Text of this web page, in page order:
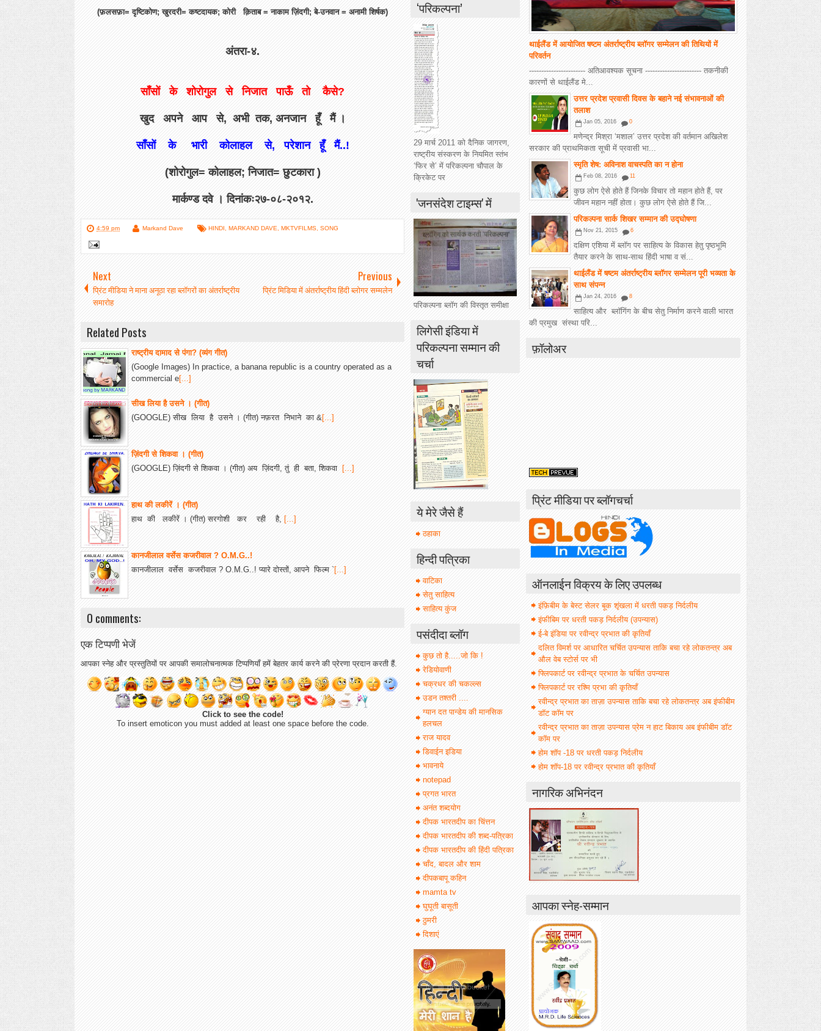
(फ़लसफ़ा= दृष्टिकोण; खुरदरी= कष्टदायक; कोरी क़िताब = नाकाम ज़िंदगी; बे-उनवान = अनामी शिर्षक)
अंतरा-४.
साँसों के शोरोगुल से निजात पाऊँ तो कैसे?
खुद अपने आप से, अभी तक, अनजान हूँ मैं ।
साँसों के भारी कोलाहल से, परेशान हूँ मैं..!
(शोरोगुल= कोलाहल; निजात= छुटकारा )
मार्कण्ड दवे । दिनांकः२७-०८-२०१२.
4:59 pm Markand Dave HINDI MARKAND DAVE MKTVFILMS SONG
Next
प्रिंट मीडिया ने माना अनूठा रहा ब्लॉगरों का अंतर्राष्ट्रीय
समारोह
Previous
प्रिंट मिडिया में अंतर्राष्ट्रीय हिंदी ब्लोगर सम्मलेन
Related Posts
राष्ट्रीय दामाद से पंगा? (व्यंग गीत)
(Google Images) In practice, a banana republic is a country operated as a
commercial e[...]
सीख लिया है उसने । (गीत)
(GOOGLE) सीख लिया है उसने । (गीत) नफ़रत निभाने का &[...]
ज़िंदगी से शिकवा । (गीत)
(GOOGLE) ज़िंदगी से शिकवा । (गीत) अय ज़िंदगी, तुं ही बता, शिकवा[...]
हाथ की लकीरें । (गीत)
हाथ की लकीरें । (गीत) सरगोशी कर रही है,[...]
कानजीलाल वर्सेस कजरीवाल ? O.M.G..!
कानजीलाल वर्सेस कजरीवाल ? O.M.G..! प्यारे दोस्तों, आपने फिल्म `[...]
0 comments:
एक टिप्पणी भेजें
आपका स्नेह और प्रस्तुतियों पर आपकी समालोचनात्मक टिप्पणियाँ हमें बेहतर कार्य करने की प्रेरणा प्रदान करती हैं.
Click to see the code!
To insert emoticon you must added at least one space before the code.
थाईलैंड में आयोजित षष्टम अंतर्राष्ट्रीय ब्लॉगर सम्मेलन की तिथियों में
परिवर्तन
----------------------- अतिआवश्यक सूचना ----------------------- तकनीकी
कारणों से थाईलैंड मे...
उत्तर प्रदेश प्रवासी दिवस के बहाने नई संभावनाओं की
तलाश
Jan 05, 2016 0
मणेन्द्र मिश्रा ‘मशाल’ उत्तर प्रदेश की वर्तमान अखिलेश
सरकार की प्राथमिकता सूची में प्रवासी भा...
स्मृति शेष: अविनाश वाचस्पति का न होना
Feb 08, 2016 11
कुछ लोग ऐसे होते हैं जिनके विचार तो महान होते हैं, पर
जीवन महान नहीं होता। कुछ लोग ऐसे होते हैं जि...
परिकल्पना सार्क शिखर सम्मान की उद्घोषणा
Nov 21, 2015 6
दक्षिण एशिया में ब्लॉग पर साहित्य के विकास हेतु पृष्ठभूमि
तैयार करने के साथ-साथ हिंदी भाषा व सं...
थाईलैंड में षष्टम अंतर्राष्ट्रीय ब्लॉगर सम्मेलन पूरी भव्यता के
साथ संपन्न
Jan 24, 2016 8
साहित्य और ब्लॉगिंग के बीच सेतु निर्माण करने वाली भारत
की प्रमुख संस्था परि...
फ़ॉलोअर
प्रिंट मीडिया पर ब्लॉगचर्चा
ऑनलाईन विक्रय के लिए उपलब्ध
इंफ़िबीम के बेस्ट सेलर बूक शृंखला में धरती पकड़ निर्दलीय
इंफीबिम पर धरती पकड़ निर्दलीय (उपन्यास)
ई-बे इंडिया पर रवीन्द्र प्रभात की कृतियाँ
दलित विमर्श पर आधारित चर्चित उपन्यास ताकि बचा रहे लोकतन्त्र अब
औल वेब स्टोर्स पर भी
फ्लिपकार्ट पर रवीन्द्र प्रभात के चर्चित उपन्यास
फ्लिपकार्ट पर रश्मि प्रभा की कृतियाँ
रवीन्द्र प्रभात का ताज़ा उपन्यास ताकि बचा रहे लोकतन्त्र अब इंफीबीम
डॉट कॉम पर
रवीन्द्र प्रभात का ताज़ा उपन्यास प्रेम न हाट बिकाय अब इंफीबीम डॉट
कॉम पर
होम शॉप -18 पर धरती पकड़ निर्दलीय
होम शॉप-18 पर रवीन्द्र प्रभात की कृतियाँ
नागरिक अभिनंदन
आपका स्नेह-सम्मान
‘परिकल्पना’
29 मार्च 2011 को दैनिक जागरण,
राष्ट्रीय संस्करण के नियमित स्तंभ
‘फिर से’ में परिकल्पना चौपाल के
क्रिकेट पर
'जनसंदेश टाइम्स' में
परिकल्पना ब्लॉग की विस्तृत समीक्षा
लिगेसी इंडिया में
परिकल्पना सम्मान की
चर्चा
ये मेरे जैसे हैं
ठहाका
हिन्दी पत्रिका
वाटिका
सेतु साहित्य
साहित्य कुंज
पसंदीदा ब्लॉग
कुछ तो है.....जो कि !
रेडियोवाणी
चक्रधर की चकल्ल्स
उडन तश्तरी ....
ग्यान दत पान्डेय की मानसिक
हलचल
राज यादव
डिवाईन इडिया
भावनाये
notepad
प्रगत भारत
अनंत शब्दयोग
दीपक भारतदीप का चिंत्तन
दीपक भारतदीप की शब्द-पत्रिका
दीपक भारतदीप की हिंदी पत्रिका
चाँद, बादल और शाम
दीपकबापू कहिन
mamta tv
घुघूती बासूती
ठुमरी
दिशाएं